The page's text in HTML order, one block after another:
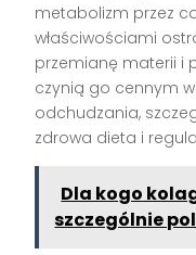
metabolizm przez
właściwościami
przemianę materii i
czynią go cennym
odchudzania,
zdrowa dieta i
Dla kogo
szczególnie